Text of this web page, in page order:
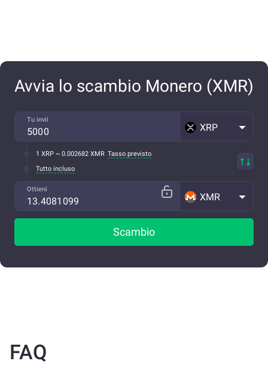
Avvia lo scambio Monero (XMR)
Tu invii
XRP
1 XRP ~ 0.002682 XMR Tasso previsto
Tutto incluso
Ottieni
XMR
Scambio
FAQ